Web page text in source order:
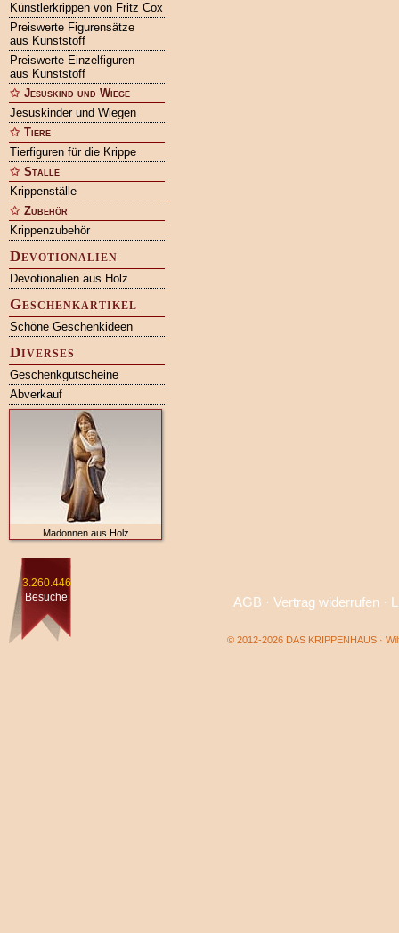
Künstlerkrippen von Fritz Cox
Preiswerte Figurensätze
aus Kunststoff
Preiswerte Einzelfiguren
aus Kunststoff
Jesuskind und Wiege
Jesuskinder und Wiegen
Tiere
Tierfiguren für die Krippe
Ställe
Krippenställe
Zubehör
Krippenzubehör
Devotionalien
Devotionalien aus Holz
Geschenkartikel
Schöne Geschenkideen
Diverses
Geschenkgutscheine
Abverkauf
Madonnen aus Holz
3.260.446
Besuche
AGB · Vertrag widerrufen·
© 2012-2026 DAS KRIPPENHAUS ·